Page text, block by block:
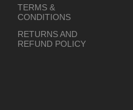
TERMS &
CONDITIONS
RETURNS AND
REFUND POLICY